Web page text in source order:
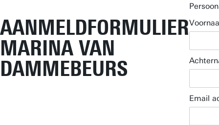
AANMELDFORMULIER
MARINA VAN
DAMMEBEURS
Email